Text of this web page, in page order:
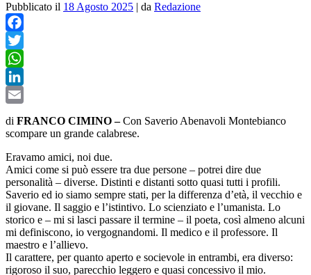
Pubblicato il 18 Agosto 2025 | da Redazione
Facebook
Twitter
WhatsApp
LinkedIn
di FRANCO CIMINO –Con Saverio Abenavoli Montebianco
scompare un grande calabrese.
Eravamo amici, noi due.
Amici come si può essere tra due persone – potrei dire due
personalità – diverse. Distinti e distanti sotto quasi tutti i profili.
Saverio ed io siamo sempre stati, per la differenza d’età, il vecchio e
il giovane. Il saggio e l’istintivo. Lo scienziato e l’umanista. Lo
storico e – mi si lasci passare il termine – il poeta, così almeno alcuni
mi definiscono, io vergognandomi. Il medico e il professore. Il
maestro e l’allievo.
Il carattere, per quanto aperto e socievole in entrambi, era diverso:
rigoroso il suo, parecchio leggero e quasi concessivo il mio.